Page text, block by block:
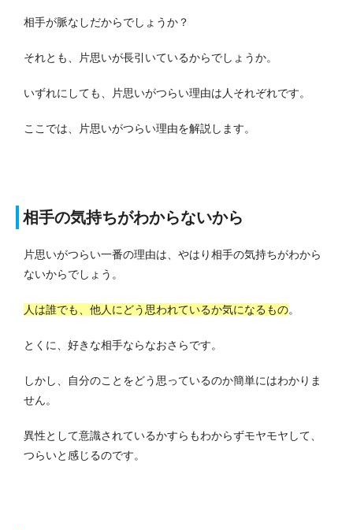
相手が脈なしだからでしょうか？
それとも、片思いが長引いているからでしょうか。
いずれにしても、片思いがつらい理由は人それぞれです。
ここでは、片思いがつらい理由を解説します。
相手の気持ちがわからないから
片思いがつらい一番の理由は、やはり相手の気持ちがわから
ないからでしょう。
人は誰でも、他人にどう思われているか気になるもの。
とくに、好きな相手ならなおさらです。
しかし、自分のことをどう思っているのか簡単にはわかりま
せん。
異性として意識されているかすらもわからずモヤモヤして、
つらいと感じるのです。